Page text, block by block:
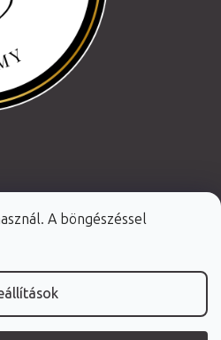
A böngészéssel